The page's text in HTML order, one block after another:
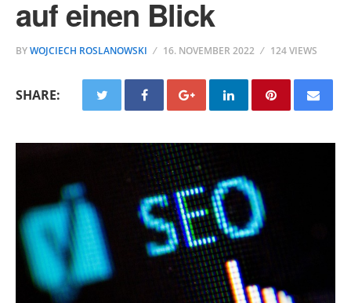
auf einen Blick
BYWOJCIECH ROSLANOWSKI 16. NOVEMBER 2022 124 VIEWS
SHARE: